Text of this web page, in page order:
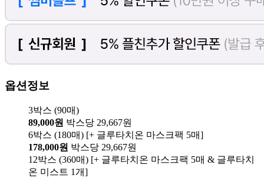
옵션정보
3박스 (90매)
89,000원 박스당 29,667원
6박스 (180매) [+ 글루타치온 마스크팩 5매]
178,000원 박스당 29,667원
12박스 (360매) [+ 글루타치온 마스크팩 5매 & 글루타치
온 미스트 1개]